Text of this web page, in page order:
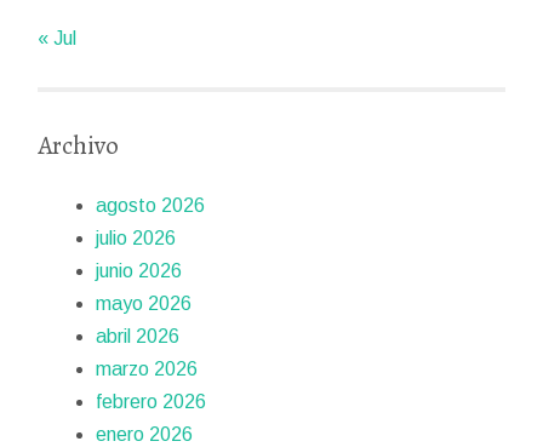
« Jul
Archivo
agosto 2026
julio 2026
junio 2026
mayo 2026
abril 2026
marzo 2026
febrero 2026
enero 2026